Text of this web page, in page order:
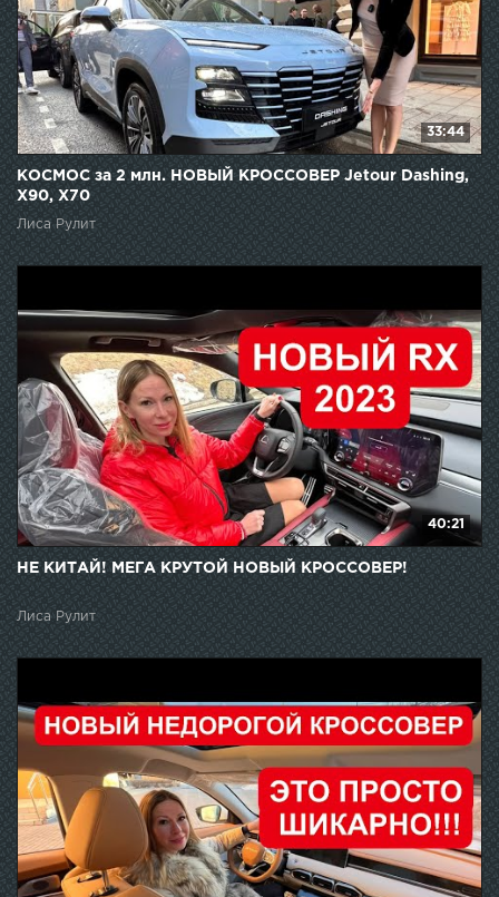
33:44
КОСМОС за 2 млн. НОВЫЙ КРОССОВЕР Jetour Dashing,
X90, X70
Лиса Рулит
40:21
НЕ КИТАЙ! МЕГА КРУТОЙ НОВЫЙ КРОССОВЕР!
Лиса Рулит